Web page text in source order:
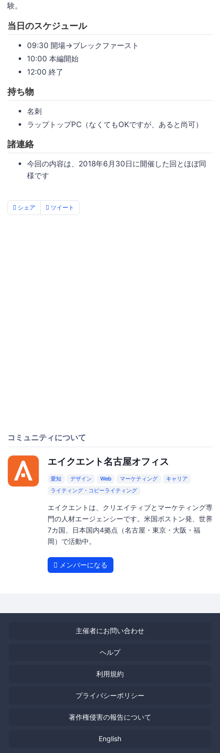
験。
当日のスケジュール
09:30 開場→ブレックファースト
10:00 本編開始
12:00 終了
持ち物
名刺
ラップトップPC（なくてもOKですが、あると尚可）
諸連絡
今回の内容は、2018年6月30日に開催した回とほぼ同
様です
シェア ツイート
コミュニティについて
エイクエント名古屋オフィス
愛知 デザイン Web マーケティング
キャリア
ライティング・コピーライティング
エイクエントは、クリエイティブとマーケティング専
門の人材エージェンシーです。米国ボストン発、世界
7カ国、日本国内4拠点（名古屋・東京・大阪・福
岡）で活動中。
メンバーになる
主催者にお問い合わせ
ヘルプ
利用規約
プライバシーポリシー
著作権侵害の報告について
English